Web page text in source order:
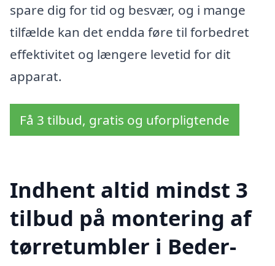
spare dig for tid og besvær, og i mange
tilfælde kan det endda føre til forbedret
effektivitet og længere levetid for dit
apparat.
Få 3 tilbud, gratis og uforpligtende
Indhent altid mindst 3
tilbud på montering af
tørretumbler i Beder-